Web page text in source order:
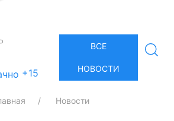
+15
ВСЕ
НОВОСТИ
Новости